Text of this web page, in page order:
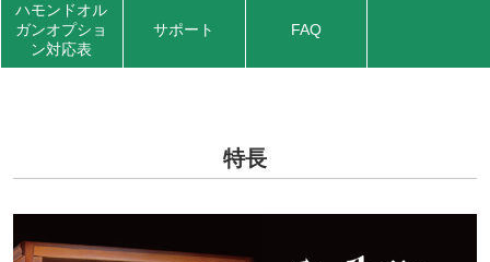
ハモンドオル
ガンオプショ
ン対応表
サポート FAQ
特長